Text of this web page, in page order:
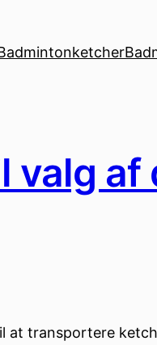
valg af
transportere